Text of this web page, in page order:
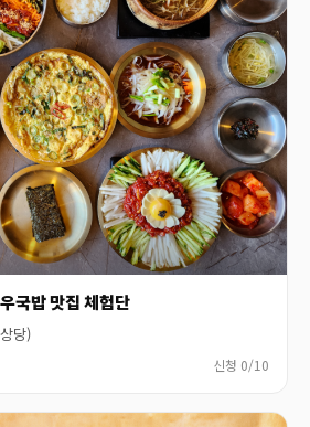
국밥 맛집 체험단
당)
신청 0/10